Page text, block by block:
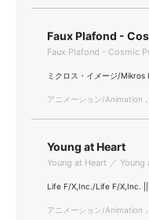
Faux Plafond -
Faux Plafond - Cosmic
ミクロス・イメージ/
アニメーション/Animation
Young at Heart
Young at Heart ／ Young
Life F/X,Inc./Life F/X,Inc. ||
アニメーション/Animation